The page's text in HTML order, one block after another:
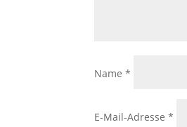
Name*
E-Mail-Adresse*